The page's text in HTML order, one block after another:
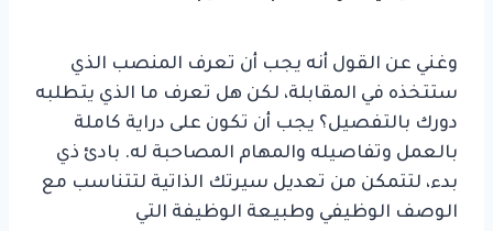
وغني عن القول أنه يجب أن تعرف المنصب الذي
ستتخذه في المقابلة، لكن هل تعرف ما الذي يتطلبه
دورك بالتفصيل؟ يجب أن تكون على دراية كاملة
بالعمل وتفاصيله والمهام المصاحبة له. بادئ ذي
بدء، لتتمكن من تعديل سيرتك الذاتية لتتناسب مع
الوصف الوظيفي وطبيعة الوظيفة التي